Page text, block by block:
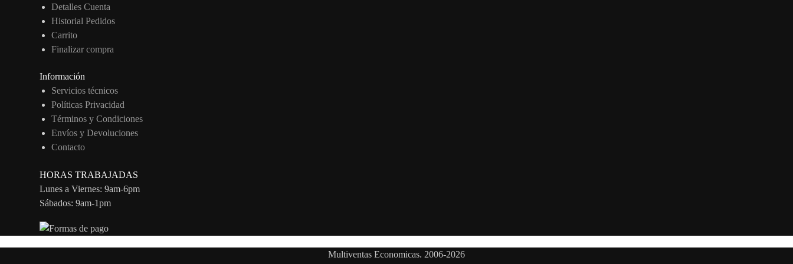
Detalles Cuenta
Historial Pedidos
Carrito
Finalizar compra
Información
Servicios técnicos
Políticas Privacidad
Términos y Condiciones
Envíos y Devoluciones
Contacto
HORAS TRABAJADAS
Lunes a Viernes: 9am-6pm
Sábados: 9am-1pm
Multiventas Economicas. 2006-2026